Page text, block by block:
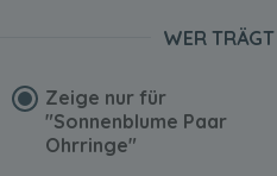
WER
Zeige nur für
"Sonnenblume Paar
Ohrringe"